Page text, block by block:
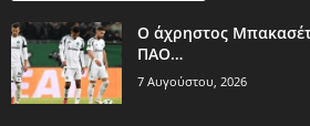
Ο άχρηστος
ΠΑΟ…
7 Αυγούστου, 2026